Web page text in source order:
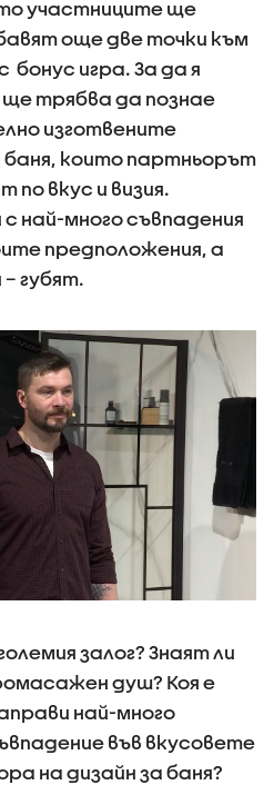
участниците ще
още две точки към
бонус игра. За да я
трябва да познае
изготвените
баня, които партньорът
по вкус и визия.
най-много съвпадения
предположения, а
губят.
залог? Знаят ли
душ? Коя е
най-много
във вкусовете
на дизайн за баня?